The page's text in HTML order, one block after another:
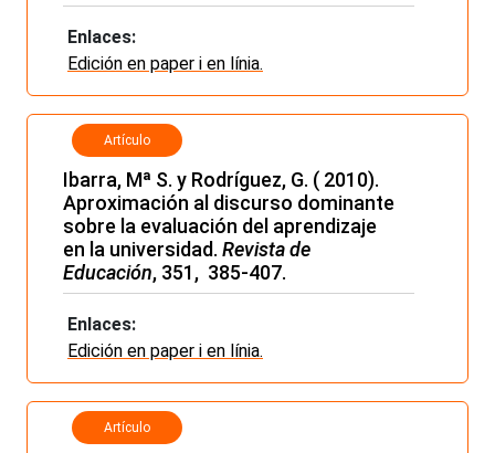
Enlaces:
Edición en paper i en línia.
Artículo
Ibarra, Mª S. y Rodríguez, G. ( 2010).
Aproximación al discurso dominante
sobre la evaluación del aprendizaje
en la universidad. Revista de
Educación, 351, 385-407.
Enlaces:
Edición en paper i en línia.
Artículo